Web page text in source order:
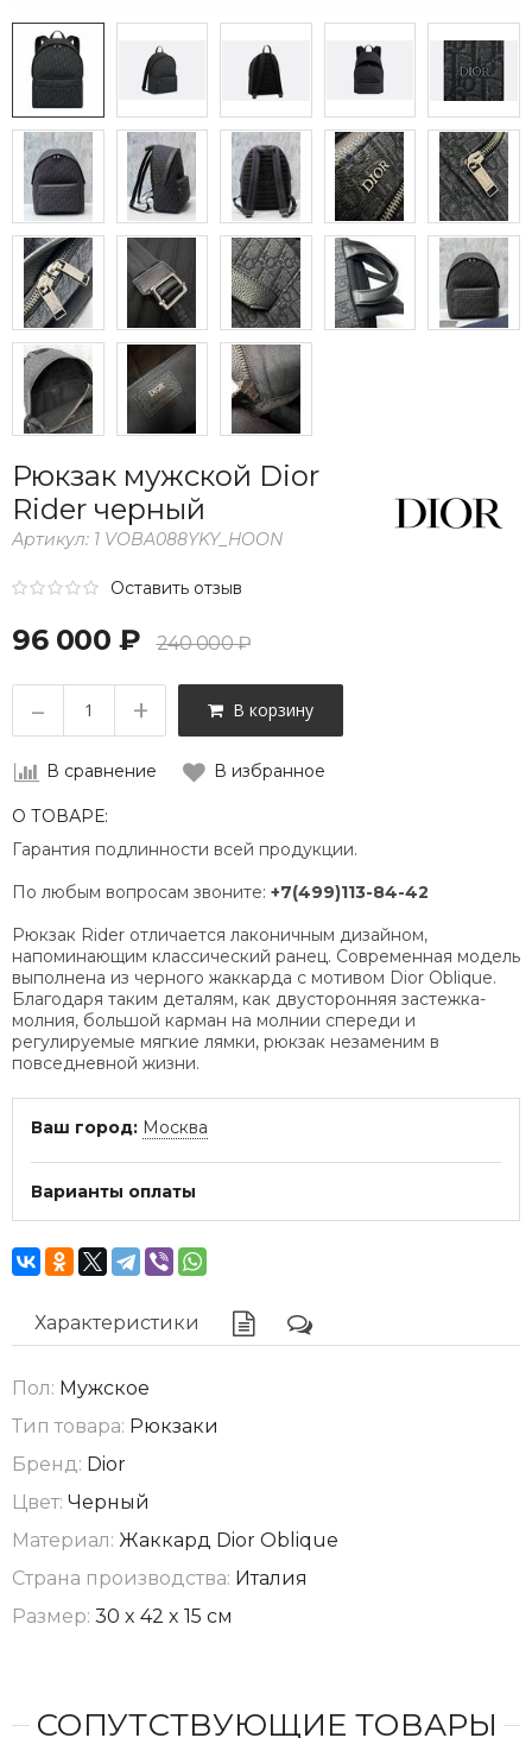
Рюкзак мужской Dior
Rider черный
Артикул: 1 VOBA088YKY_HOON
Оставить отзыв
96 000 ₽ 240 000 ₽
– + В корзину
В сравнение В избранное
О ТОВАРЕ:
Гарантия подлинности всей продукции.
По любым вопросам звоните: +7(499)113-84-42
Рюкзак Rider отличается лаконичным дизайном,
напоминающим классический ранец. Современная модель
выполнена из черного жаккарда с мотивом Dior Oblique.
Благодаря таким деталям, как двусторонняя застежка-
молния, большой карман на молнии спереди и
регулируемые мягкие лямки, рюкзак незаменим в
повседневной жизни.
Ваш город: Москва
Варианты оплаты
Характеристики
Пол: Мужское
Тип товара: Рюкзаки
Бренд: Dior
Цвет: Черный
Материал: Жаккард Dior Oblique
Страна производства: Италия
Размер: 30 x 42 x 15 см
СОПУТСТВУЮЩИЕ ТОВАРЫ